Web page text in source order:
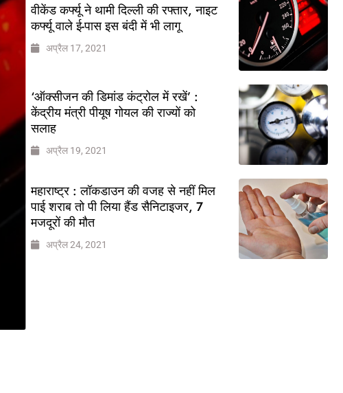
वीकेंड कर्फ्यू ने थामी दिल्ली की रफ्तार, नाइट
कर्फ्यू वाले ई-पास इस बंदी में भी लागू
अप्रैल 17, 2021
‘ऑक्सीजन की डिमांड कंट्रोल में रखें’ :
केंद्रीय मंत्री पीयूष गोयल की राज्यों को
सलाह
अप्रैल 19, 2021
महाराष्ट्र : लॉकडाउन की वजह से नहीं मिल
पाई शराब तो पी लिया हैंड सैनिटाइजर, 7
मजदूरों की मौत
अप्रैल 24, 2021